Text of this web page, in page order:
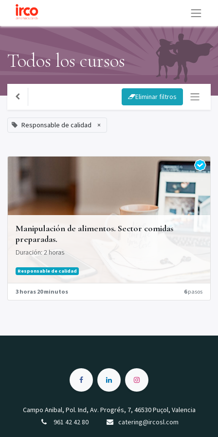
Todos los cursos
Eliminar filtros
Responsable de calidad ×
Manipulación de alimentos. Sector comidas
preparadas.
Duración: 2 horas
Responsable de calidad
3 horas 20 minutos 6pasos
Campo Anibal, Pol. Ind, Av. Progrés, 7, 46530 Puçol, Valencia
961 42 42 80
catering@ircosl.com